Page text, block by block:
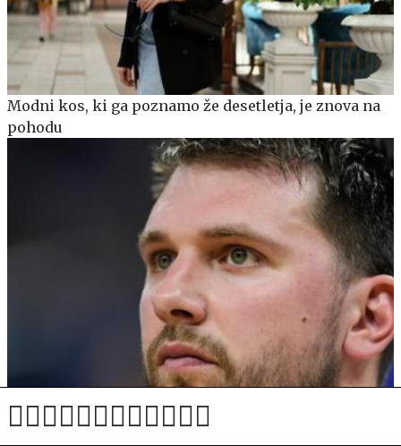
Modni kos, ki ga poznamo že desetletja, je znova na
pohodu
Lakersi v Sloveniji